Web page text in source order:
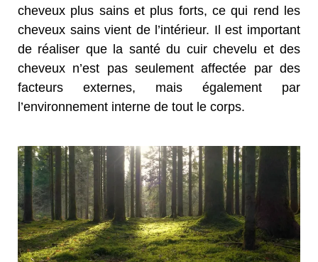
cheveux plus sains et plus forts, ce qui rend les
cheveux sains vient de l’intérieur. Il est important
de réaliser que la santé du cuir chevelu et des
cheveux n’est pas seulement affectée par des
facteurs externes, mais également par
l’environnement interne de tout le corps.